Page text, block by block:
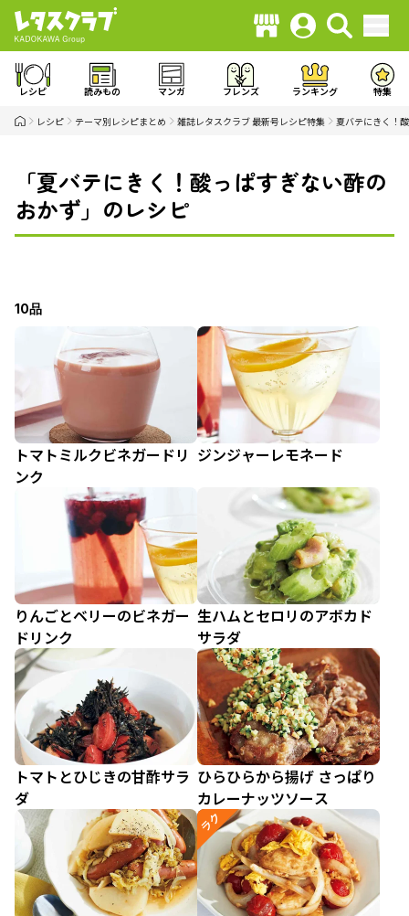
レシピ 読みもの マンガ フレンズ ランキング 特集
レシピ テーマ別レシピまとめ 雑誌レタスクラブ 最新号レシピ特集 夏バテにきく！
「夏バテにきく！酸っぱすぎない酢の
おかず」のレシピ
10品
トマトミルクビネガードリ
ンク
ジンジャーレモネード
りんごとベリーのビネガー
ドリンク
生ハムとセロリのアボカド
サラダ
トマトとひじきの甘酢サラ
ダ
ひらひらから揚げ さっぱり
カレーナッツソース
ラク